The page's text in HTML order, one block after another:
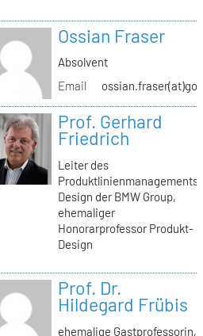
Ossian Fraser
Absolvent
Email
Prof. Gerhard
Friedrich
Leiter des
Produktlinienmanagements
Design der BMW Group,
ehemaliger
Honorarprofessor Produkt-
Design
Prof. Dr.
Hildegard Frübis
ehemalige Gastprofessorin,